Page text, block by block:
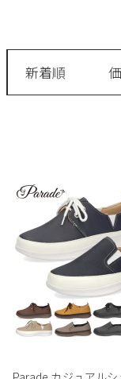
カジュアルシュ
ウェア
Parade
SKECHERS
moz
new balance
puma
ローファー
ブーツ
ウェア
Parade
SKECHERS
スニーカー
スクール
Parade
SKECHERS
new balance
asics
メンズ新入荷
すべての商品
レディースSALE
ハンドバッグ
ビジネスバッグ
トートバッグ
ショルダーバッ
財布
雑貨
ケア用品
雑貨
店舗一覧
ご利用
会員サ
お問い
新着順